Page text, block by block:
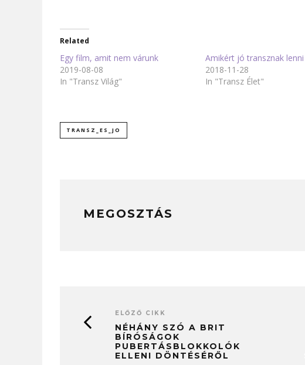
Related
Egy film, amit nem várunk
2019-08-08
In "Transz Világ"
Amikért jó transznak lenni
2018-11-28
In "Transz Élet"
TRANSZ_ES_JO
MEGOSZTÁS
ELŐZŐ CIKK
NÉHÁNY SZÓ A BRIT
BÍRÓSÁGOK
PUBERTÁSBLOKKOLÓK
ELLENI DÖNTÉSÉRŐL